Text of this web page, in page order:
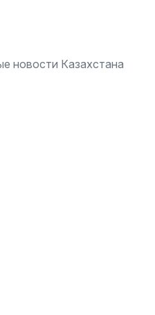
новости Казахстана